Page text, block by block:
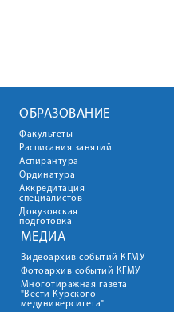
ОБРАЗОВАНИЕ
Факультеты
Расписания занятий
Аспирантура
Ординатура
Аккредитация
специалистов
Довузовская
подготовка
МЕДИА
Видеоархив событий КГМУ
Фотоархив событий КГМУ
Многотиражная газета
"Вести Курского
медуниверситета"